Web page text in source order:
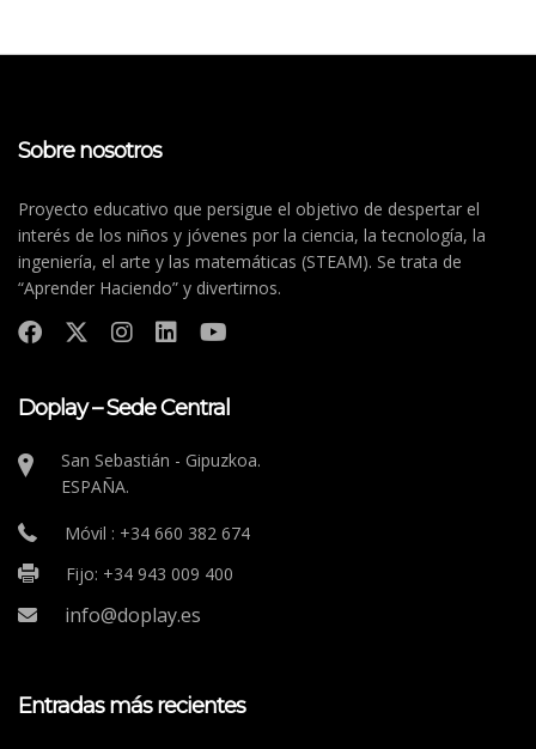
Sobre nosotros
Proyecto educativo que persigue el objetivo de despertar el
interés de los niños y jóvenes por la ciencia, la tecnología, la
ingeniería, el arte y las matemáticas (STEAM). Se trata de
“Aprender Haciendo” y divertirnos.
Doplay – Sede Central
San Sebastián - Gipuzkoa.
ESPAÑA.
Móvil : +34 660 382 674
Fijo: +34 943 009 400
info@doplay.es
Entradas más recientes